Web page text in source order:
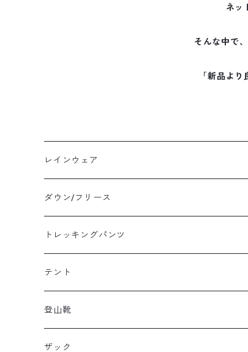
ネッ
そんな中で
「新品よ
レインウェア
メンズレインウェア
レディースレインウェア
キッズレインウェア
ダウン/フリース
メンズ ダウン/フリース
レディース ダウン/フリース
キッズ ダウン/フリース
トレッキングパンツ
メンズトレッキングパンツ
レディーストレッキングパンツ
テント
キャンプテント
タープ
登山靴
メンズ登山靴
ザック